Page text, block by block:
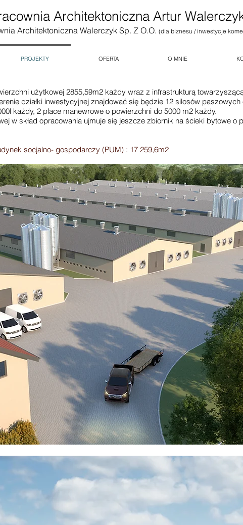
Architektoniczna Artur
Architektoniczna Walerczyk Sp. Z O.O. (dla biznesu / inwestycje
PROJEKTY OFERTA O MNIE
użytkowej 2855,59m2 każdy wraz z infrastrukturą
działki inwestycyjnej znajdować się będzie 12 silosów paszowych
każdy, 2 place manewrowe o powierzchni do 5000 m2 każdy.
w skład opracowania ujmuje się jeszcze zbiornik na ścieki bytowe o
socjalno- gospodarczy (PUM) : 17 259,6m2